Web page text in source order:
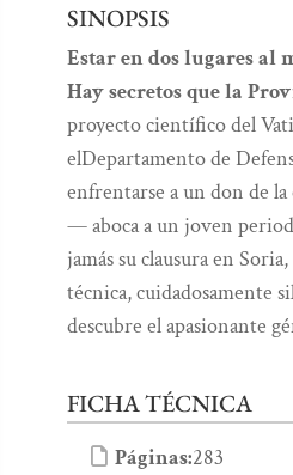
SINOPSIS
Estar en dos lugares al
Hay secretos que la
pro­yecto científico del
elDepartamento de
enfrentar­se a un don de
— aboca a un joven
jamás su clausura en
técnica, cuidadosamente
descubre el apasio­nante
FICHA TÉCNICA
Páginas:283